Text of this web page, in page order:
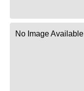
No Image Available